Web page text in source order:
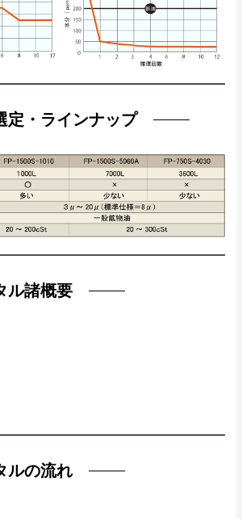
定・ラインナップ
ル諸概要
ルの流れ